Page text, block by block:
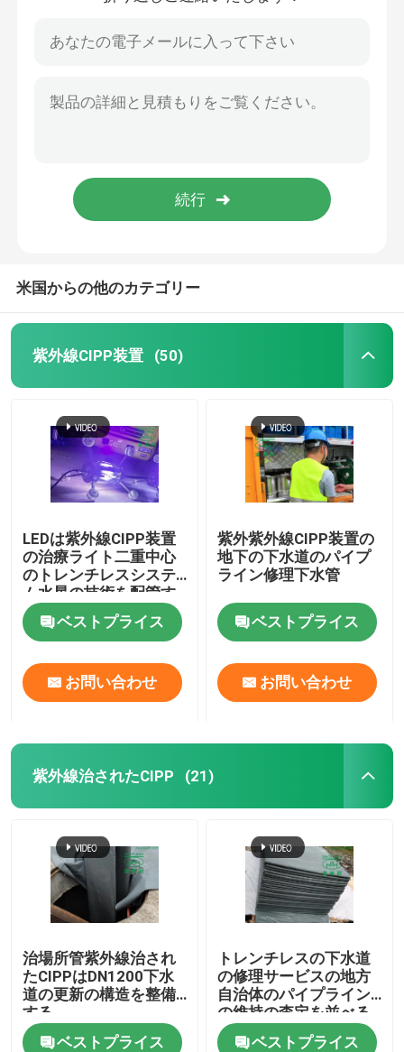
メッセージ
米国からの他のカテゴリー
紫外線CIPP装置 (50)
LEDは紫外線CIPP装置
の治療ライト二重中心
のトレンチレスシステ
ム水星の技術を配管す
る
ベストプライス
お問い合わせ
紫外紫外線CIPP装置の
地下の下水道のパイプ
ライン修理下水管
ベストプライス
お問い合わせ
紫外線治されたCIPP (21)
治場所管紫外線治され
たCIPPはDN1200下水
道の更新の構造を整備
する
ベストプライス
トレンチレスの下水道
の修理サービスの地方
自治体のパイプライン
の維持の査定を並べる
紫外線管
ベストプライス